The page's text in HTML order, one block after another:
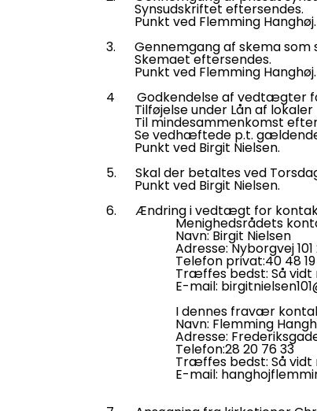
Synsudskriftet eftersendes.
Punkt ved Flemming Hanghøj.
3. Gennemgang af skema som
Skemaet eftersendes.
Punkt ved Flemming Hanghøj.
4 Godkendelse af vedtægter
Tilføjelse under Lån af lokaler
Til mindesammenkomst efter
Se vedhæftede p.t.
Punkt ved Birgit Nielsen.
5. Skal der betaltes ved
Punkt ved Birgit Nielsen.
6. Ændring i vedtægt for
Menighedsrådets
Navn: Birgit Nielsen
Adresse: Nyborgvej 101 2.
Telefon privat:40 48 19
Træffes bedst: Så vidt
E-mail:
I dennes fravær
Navn: Flemming
Adresse: Frederiksgade
Telefon:28 20 76 33
Træffes bedst: Så vidt
E-mail: